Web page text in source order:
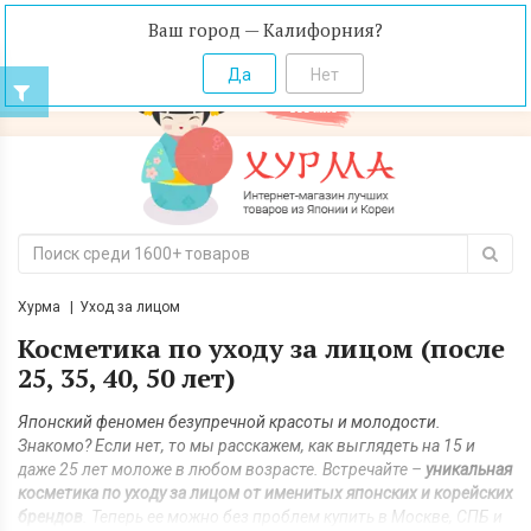
Ваш город — Калифорния?
Хурма Уход за лицом
Косметика по уходу за лицом (после
25, 35, 40, 50 лет)
Японский феномен безупречной красоты и молодости.
Знакомо? Если нет, то мы расскажем, как выглядеть на 15 и
даже 25 лет моложе в любом возрасте. Встречайте – уникальная
косметика по уходу за лицом от именитых японских и корейских
брендов . Теперь ее можно без проблем купить в Москве, СПБ и